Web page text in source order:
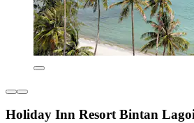
Holiday Inn Resort Bintan